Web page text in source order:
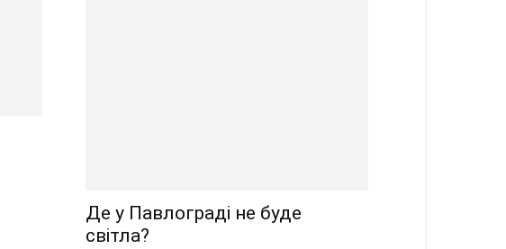
Де у Павлограді не буде
світла?